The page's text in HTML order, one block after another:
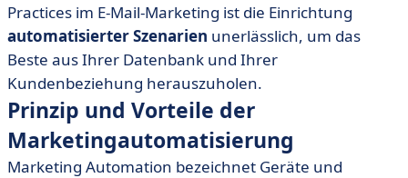
Practices im E-Mail-Marketing ist die Einrichtung
automatisierter Szenarien unerlässlich, um das
Beste aus Ihrer Datenbank und Ihrer
Kundenbeziehung herauszuholen.
Prinzip und Vorteile der
Marketingautomatisierung
Marketing Automation bezeichnet Geräte und